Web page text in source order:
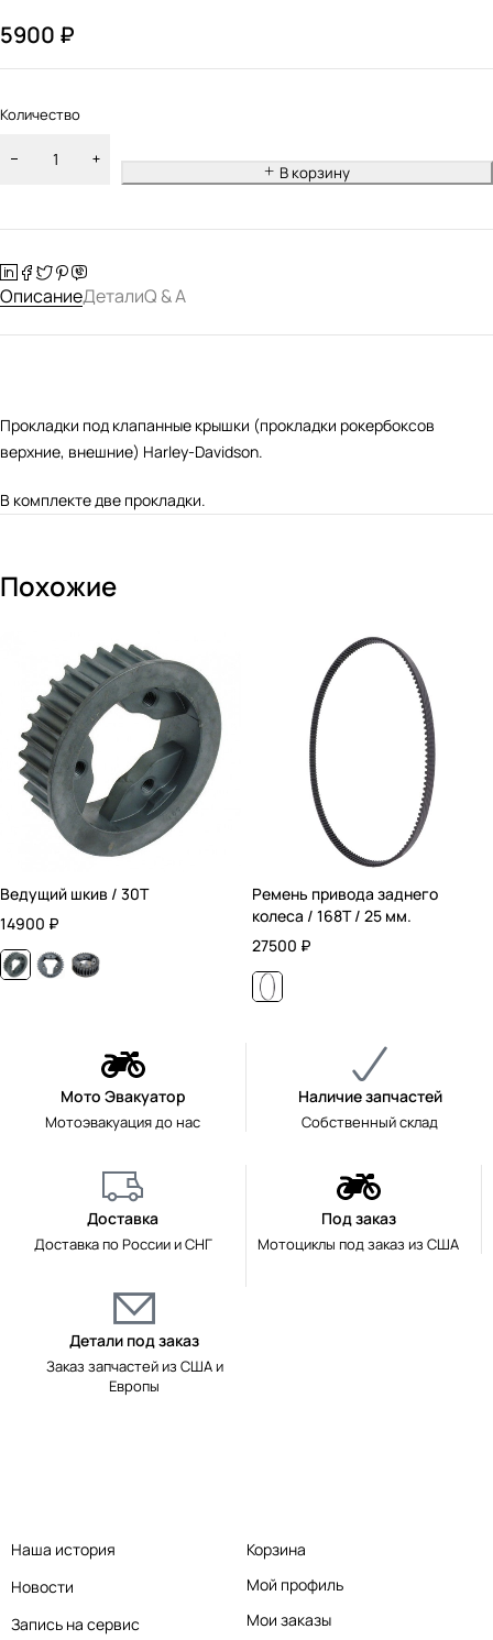
5900 ₽
Количество
В корзину
ОписаниеДеталиQ & A
Прокладки под клапанные крышки (прокладки рокербоксов
верхние, внешние) Harley-Davidson.
В комплекте две прокладки.
Похожие
Ведущий шкив / 30T
14900 ₽
Ремень привода заднего
колеса / 168T / 25 мм.
27500 ₽
Мото Эвакуатор
Мотоэвакуация до нас
Наличие запчастей
Собственный склад
Доставка
Доставка по России и СНГ
Под заказ
Мотоциклы под заказ из США
Детали под заказ
Заказ запчастей из США и
Европы
Наша история
Новости
Запись на сервис
Корзина
Мой профиль
Мои заказы